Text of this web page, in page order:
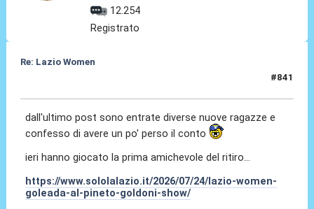
12.254
Registrato
Re: Lazio Women
#841
dall'ultimo post sono entrate diverse nuove ragazze e
confesso di avere un po' perso il conto
ieri hanno giocato la prima amichevole del ritiro...
https://www.sololalazio.it/2026/07/24/lazio-women-
goleada-al-pineto-goldoni-show/